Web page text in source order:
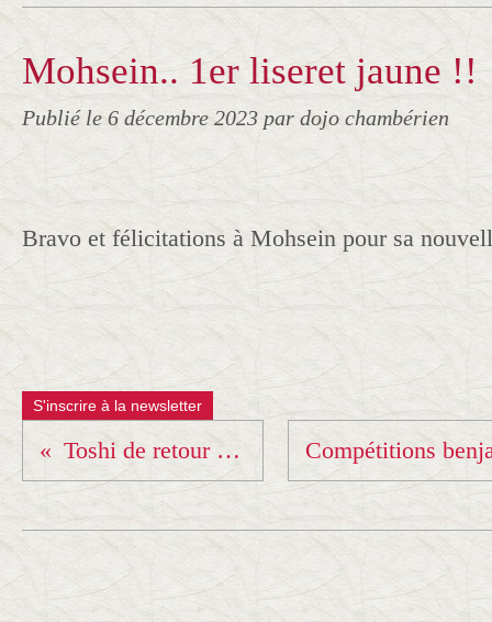
Mohsein.. 1er liseret jaune !!
Publié le 6 décembre 2023 par dojo chambérien
Bravo et félicitations à Mohsein pour sa
S'inscrire à la newsletter
Toshi de retour sur notre tatami !